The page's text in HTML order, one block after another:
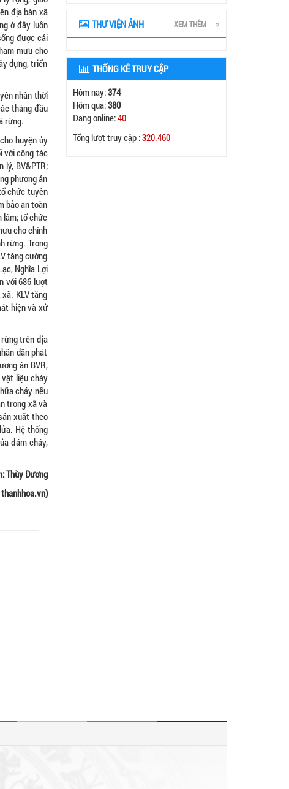
địa bàn xã
ở đây luôn
được cải
mưu cho
dựng, triển
nhân thời
tháng đầu
rừng.
huyện ủy
với công tác
lý, BV&PTR;
phương án
chức tuyên
bảo an toàn
lâm; tổ chức
cho chính
rừng. Trong
tăng cường
Nghĩa Lợi
với 686 lượt
KLV tăng
hiện và xử
rừng trên địa
dân phát
án BVR,
vật liệu cháy
cháy nếu
trong xã và
xuất theo
Hệ thống
đám cháy,
Thùy Dương
THƯ VIỆN ẢNH XEM THÊM
THỐNG KÊ TRUY CẬP
Hôm nay:374
Hôm qua:380
Đang online:40
Tổng lượt truy cập :320.460